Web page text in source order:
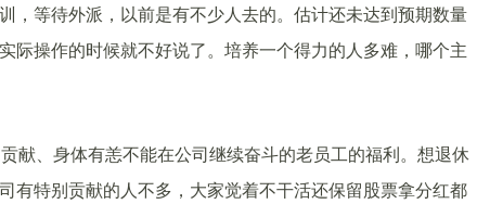
，等待外派，以前是有不少人去的。估计还未达到预期数量
际操作的时候就不好说了。培养一个得力的人多难，哪个主
献、身体有恙不能在公司继续奋斗的老员工的福利。想退休
有特别贡献的人不多，大家觉着不干活还保留股票拿分红都